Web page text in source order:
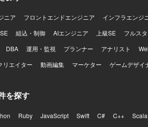
フラやIaC
ド管理とマ
分散、
ックアッ
ニア フロントエンドエンジニア
インフラエンジ
組込・制御 AIエンジニア 上級SE
フルス
DBA 運用・監視 プランナー アナリスト
リエイター 動画編集 マーケター ゲームデザイ
を探す
Ruby JavaScript Swift C# C++ Scala